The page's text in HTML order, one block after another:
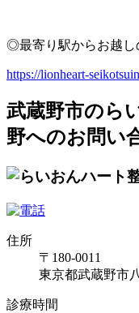
◎最寄り駅からお越
https://lionheart-
武蔵野市のら
野へのお問い
住所
〒180-0011
東京都武蔵野市
診療時間